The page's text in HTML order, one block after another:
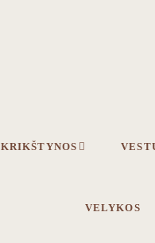
KRIKŠTYNOS
VELYKOS